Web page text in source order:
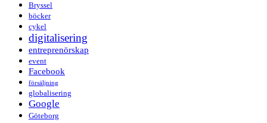
Bryssel
böcker
cykel
digitalisering
entreprenörskap
event
Facebook
försäljning
globalisering
Google
Göteborg